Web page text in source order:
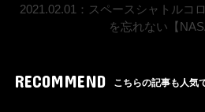
2021.02.01：スペースシャトルコ
を忘れない【
RECOMMEND こちらの記事も人気